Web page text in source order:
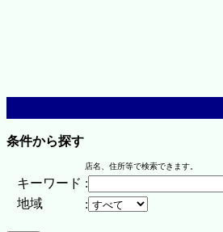
条件から探す
店名、住所等で検索できます。
キーワード :
地域
: